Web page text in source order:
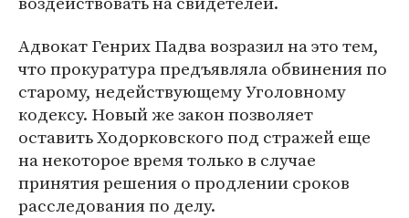
Адвокат Генрих Падва возразил на это тем,
что прокуратура предъявляла обвинения по
старому, недействующему Уголовному
кодексу. Новый же закон позволяет
оставить Ходорковского под стражей еще
на некоторое время только в случае
принятия решения о продлении сроков
расследования по делу.